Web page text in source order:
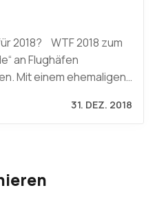
2018? WTF 2018 zum
an Flughäfen
Mit einem ehemaligen…
31. DEZ. 2018